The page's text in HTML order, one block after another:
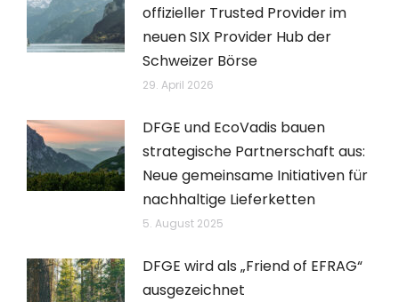
offizieller Trusted Provider im
neuen SIX Provider Hub der
Schweizer Börse
29. April 2026
DFGE und EcoVadis bauen
strategische Partnerschaft aus:
Neue gemeinsame Initiativen für
nachhaltige Lieferketten
5. August 2025
DFGE wird als „Friend of EFRAG“
ausgezeichnet